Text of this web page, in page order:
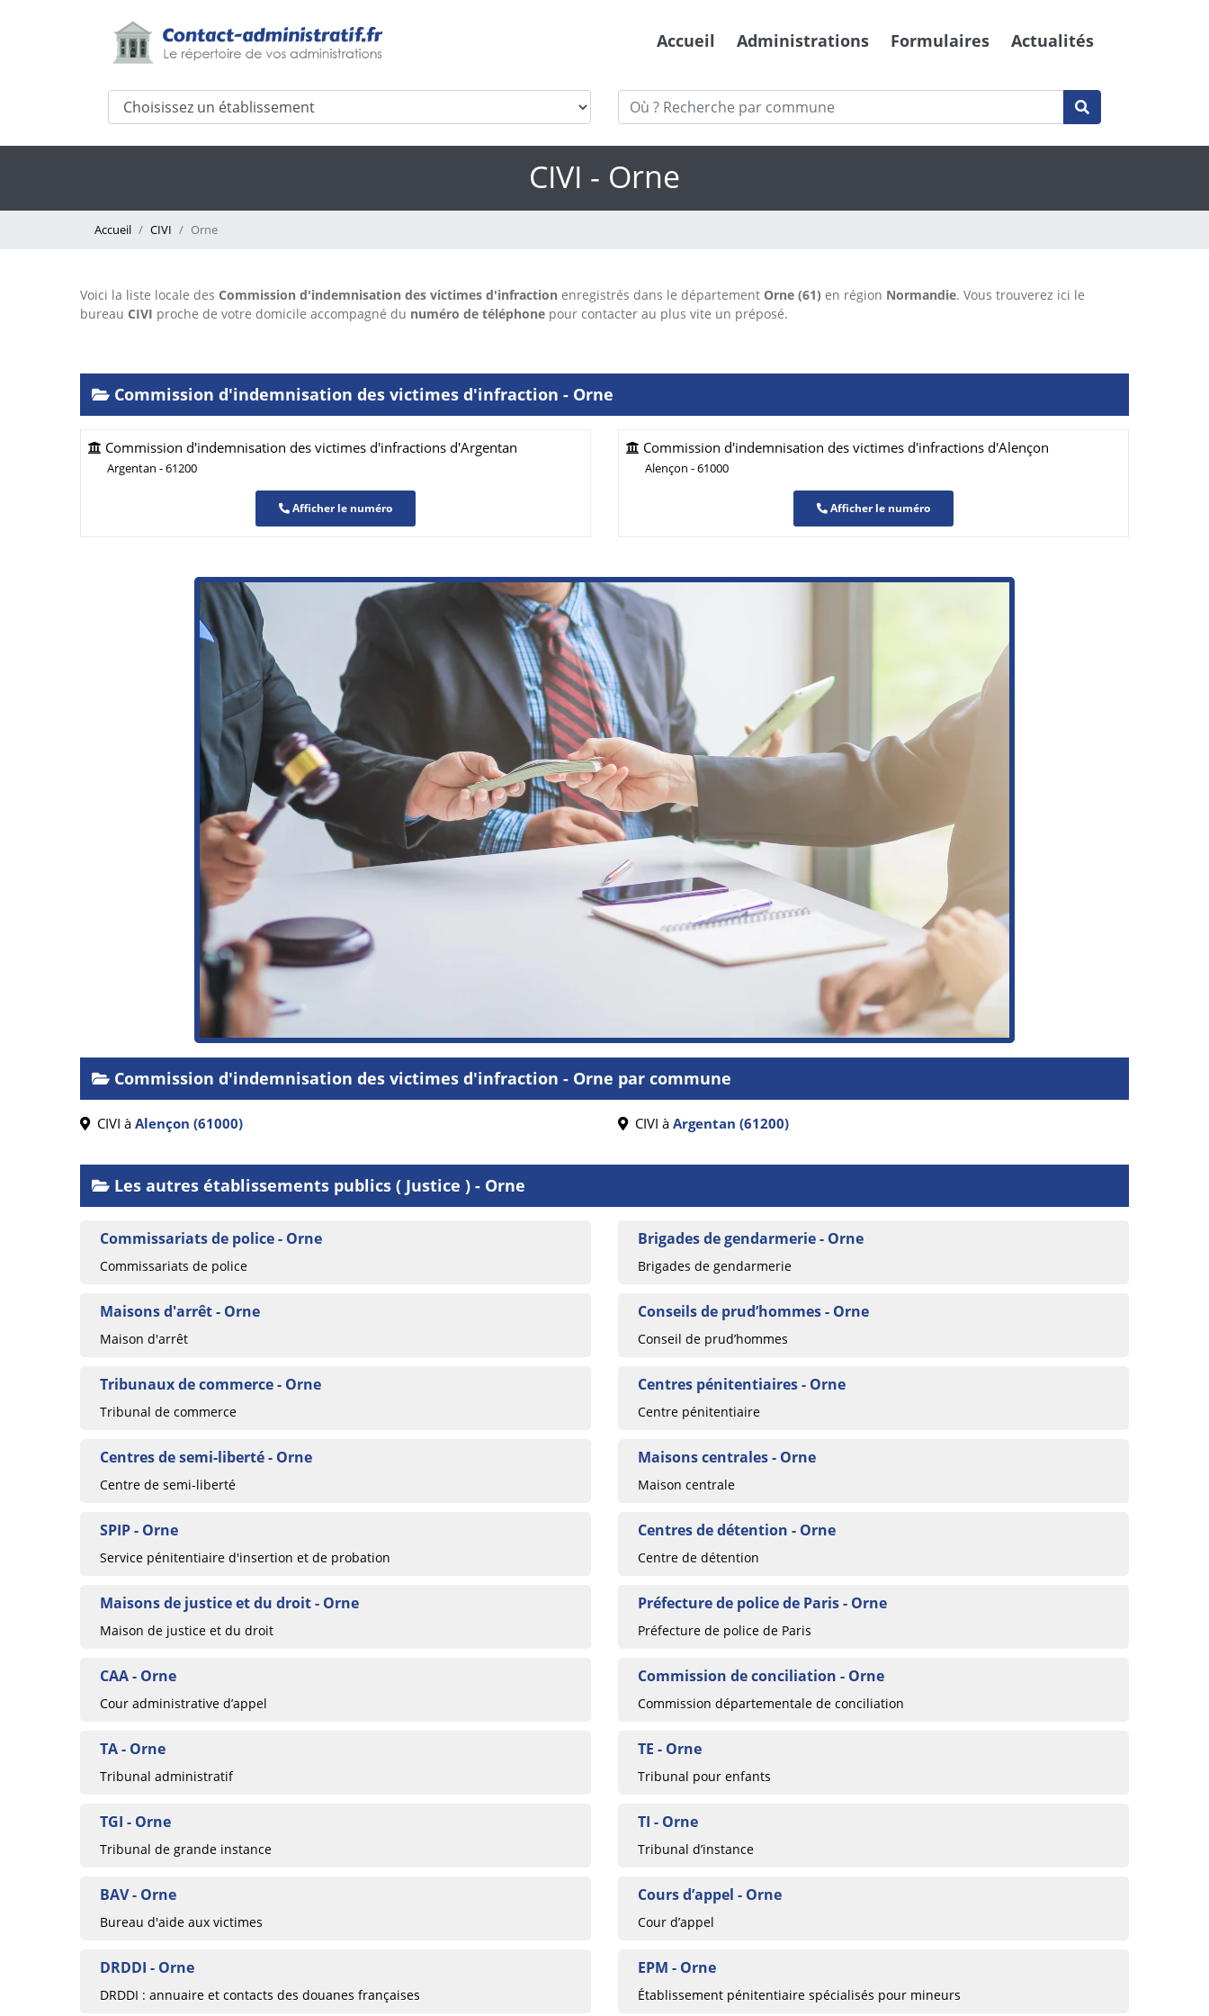
Accueil Administrations Formulaires Actualités
CIVI - Orne
Accueil CIVI Orne
Voici la liste locale des Commission d'indemnisation des victimes d'infraction enregistrés dans le département Orne (61) en région Normandie. Vous trouverez ici le
bureau CIVI proche de votre domicile accompagné du numéro de téléphone pour contacter au plus vite un préposé.
Commission d'indemnisation des victimes d'infraction - Orne
Commission d'indemnisation des victimes d'infractions d'Argentan
Argentan - 61200
Afficher le numéro
Commission d'indemnisation des victimes d'infractions d'Alençon
Alençon - 61000
Afficher le numéro
Commission d'indemnisation des victimes d'infraction - Orne par commune
CIVI à Alençon (61000) CIVI à Argentan (61200)
Les autres établissements publics ( Justice ) - Orne
Commissariats de police - Orne
Commissariats de police
Brigades de gendarmerie - Orne
Brigades de gendarmerie
Maisons d'arrêt - Orne
Maison d'arrêt
Conseils de prud’hommes - Orne
Conseil de prud’hommes
Tribunaux de commerce - Orne
Tribunal de commerce
Centres pénitentiaires - Orne
Centre pénitentiaire
Centres de semi-liberté - Orne
Centre de semi-liberté
Maisons centrales - Orne
Maison centrale
SPIP - Orne
Service pénitentiaire d'insertion et de probation
Centres de détention - Orne
Centre de détention
Maisons de justice et du droit - Orne
Maison de justice et du droit
Préfecture de police de Paris - Orne
Préfecture de police de Paris
CAA - Orne
Cour administrative d’appel
Commission de conciliation - Orne
Commission départementale de conciliation
TA - Orne
Tribunal administratif
TE - Orne
Tribunal pour enfants
TGI - Orne
Tribunal de grande instance
TI - Orne
Tribunal d’instance
BAV - Orne
Bureau d'aide aux victimes
Cours d’appel - Orne
Cour d’appel
DRDDI - Orne
DRDDI : annuaire et contacts des douanes françaises
EPM - Orne
Établissement pénitentiaire spécialisés pour mineurs